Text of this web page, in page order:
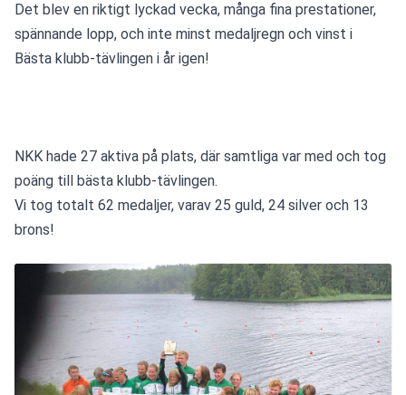
Det blev en riktigt lyckad vecka, många fina prestationer,
spännande lopp, och inte minst medaljregn och vinst i
Bästa klubb-tävlingen i år igen!
NKK hade 27 aktiva på plats, där samtliga var med och tog
poäng till bästa klubb-tävlingen.
Vi tog totalt 62 medaljer, varav 25 guld, 24 silver och 13
brons!